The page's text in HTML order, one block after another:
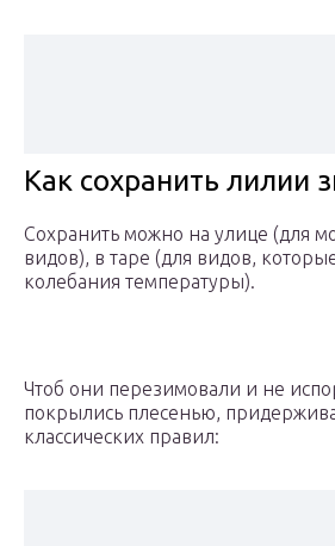
Как сохранить лилии
Сохранить можно на улице (для
видов), в таре (для видов,
колебания температуры).
Чтоб они перезимовали и не
покрылись плесенью,
классических правил: